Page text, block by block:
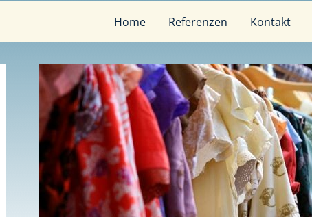
Home Referenzen Kontakt